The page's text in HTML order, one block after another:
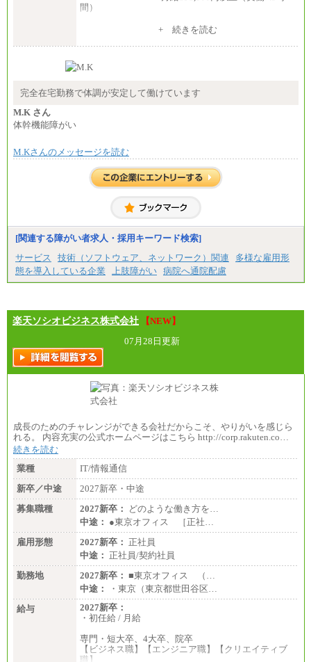
間）
（３）月給191,000円以上（実働7.5時間）
（５）月給147,800円以上（実働6時間）
時給 1,226円（実働4.5時間）
間額換算額）
・退職金相当手当 37円
ざいません。
+ 続きを読む
完全在宅勤務で体調が安定して働けています
M.K さん
体幹機能障がい
M.Kさんのメッセージを読む
[関連する障がい者求人・採用キーワード検索]
サービス
技術（ソフトウェア、ネットワーク）関連
多様な雇用形
態を導入している企業
上肢障がい 病院へ通院配慮
楽天ソシオビジネス株式会社
【NEW】
07月28日更新
成長のためのチャレンジができる会社だからこそ、やりがいを感じら
れる。 内容充実の公式ホームページはこちら http://corp.rakuten.co…
続きを読む
業種
IT/情報通信
新卒／中途
2027新卒・中途
募集職種
2027新卒：
どのような働き方を…
中途： ●東京オフィス ［正社…
雇用形態
2027新卒： 正社員
中途： 正社員/契約社員
勤務地
2027新卒： ■東京オフィス （…
中途：
・東京（東京都世田谷区…
給与
2027新卒：
・初任給 / 月給
専門・短大卒、4大卒、院卒
【ビジネス職】【エンジニア職】【クリエイティブ
職】